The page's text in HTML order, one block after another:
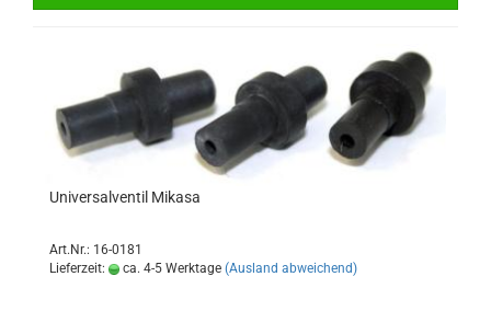
Universalventil Mikasa
Art.Nr.: 16-0181
Lieferzeit:
ca. 4-5 Werktage (Ausland abweichend)